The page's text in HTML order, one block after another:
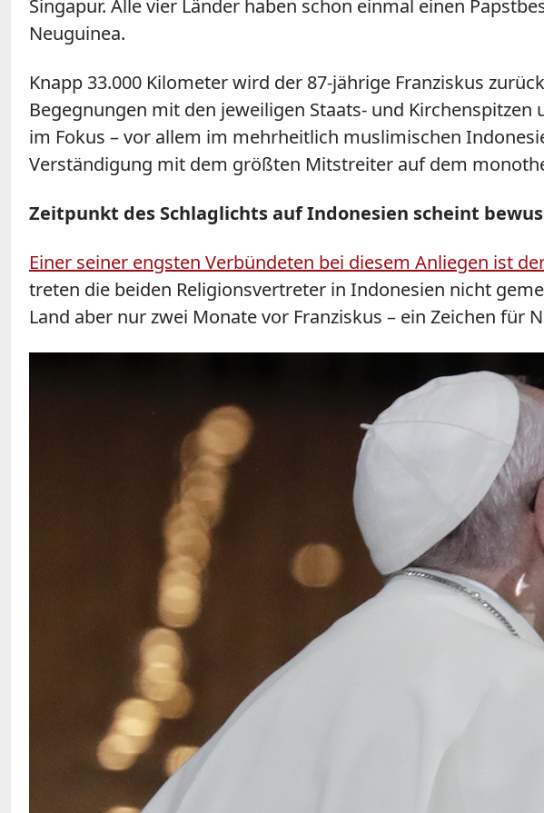
Singapur. Alle vier Länder haben schon einmal einen
Neuguinea.
Knapp 33.000 Kilometer wird der 87-jährige Franziskus
Begegnungen mit den jeweiligen Staats- und
im Fokus – vor allem im mehrheitlich muslimischen
Verständigung mit dem größten Mitstreiter auf dem
Zeitpunkt des Schlaglichts auf Indonesien scheint
Einer seiner engsten Verbündeten bei diesem Anliegen ist
treten die beiden Religionsvertreter in Indonesien nicht
Land aber nur zwei Monate vor Franziskus – ein Zeichen für